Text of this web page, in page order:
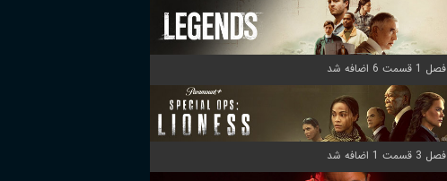
فصل 1 قسمت 6 اضافه شد
فصل 3 قسمت 1 اضافه شد